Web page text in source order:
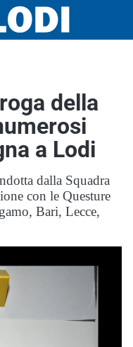
della
a Lodi
dalla Squadra
con le Questure
Bari, Lecce,